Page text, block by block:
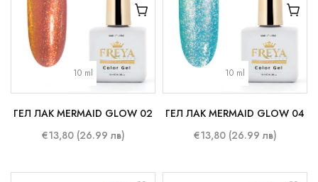
10 ml
ГЕЛ ЛАК MERMAID GLOW 02
€13,80 (26.99 лв)
10 ml
ГЕЛ ЛАК MERMAID GLOW 04
€13,80 (26.99 лв)